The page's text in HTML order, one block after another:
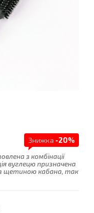
Знижка -20%
з комбінації
вуглецю призначена
щетиною кабана, так